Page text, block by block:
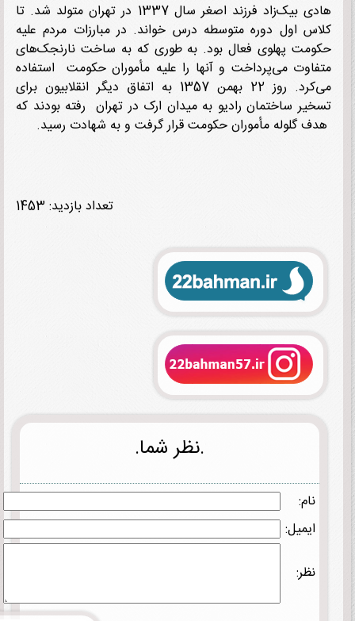
هادی بیک‌زاد فرزند اصغر سال 1337 در تهران متولد شد. تا
اول دوره متوسطه درس خواند. در مبارزات مردم علیه
پهلوی فعال بود. به طوری که به ساخت نارنجک‌های
می‌پرداخت و آنها را علیه مأموران حکومت استفاده
می‌کرد. روز 22 بهمن 1357 به اتفاق دیگر انقلابیون برای
ساختمان رادیو به میدان ارک در تهران رفته بودند که
گلوله مأموران حکومت قرار گرفت و به شهادت ‌رسید.
تعداد بازدید: 1453
.نظر شما.